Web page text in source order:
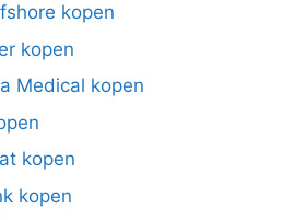
kopen
kopen
Medical kopen
kopen
kopen